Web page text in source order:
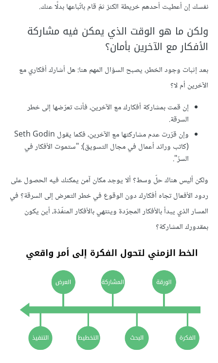
نفسك إن أعطيت أحدهم خريطة الكنز ثمّ قام باتّباعها بدلًا عنك.
ولكن ما هو الوقت الذي يمكن فيه مشاركة
الأفكار مع الآخرين بأمان؟
بعد إثبات وجود الخطر، يصبح السؤال المهم هنا: هل أشارك أفكاري مع
الآخرين أم لا؟
إن قمت بمشاركة أفكارك مع الآخرين، فأنت تعرّضها إلى خطر
السرقة.
وإن قرّرت عدم مشاركتها مع الآخرين، فكما يقول Seth Godin
(كاتب ورائد أعمال في مجال التسويق): "ستموت الأفكار في
السرّ".
ولكن أليس هناك حلّ وسط؟ ألا يوجد مكان آمن يمكنك فيه الحصول على
ردود الأفعال تجاه أفكارك دون الوقوع في خطر التعرض إلى السرقة؟ في
المسار الذي يبدأ بالأفكار المجرّدة وينتهي بالأفكار المنفّذة، أين يكون
بمقدورك المشاركة؟